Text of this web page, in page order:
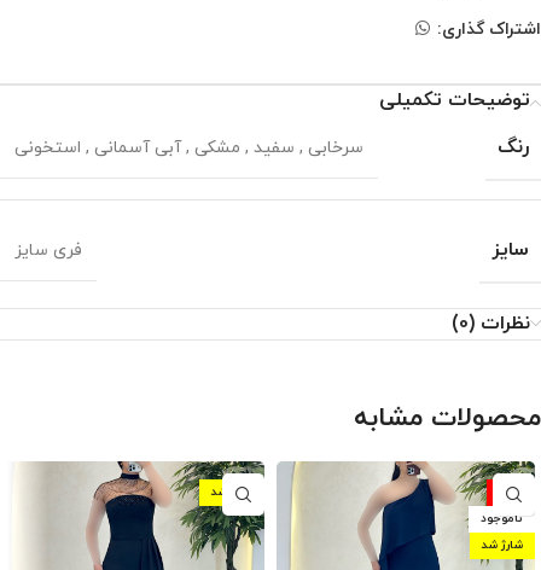
اشتراک گذاری:
توضیحات تکمیلی
رنگ
سرخابی , سفید , مشکی ,آبی آسمانی , استخونی
سایز فری سایز
نظرات (0)
محصولات مشابه
-10%
ناموجود
شارژ شد
شارژ شد